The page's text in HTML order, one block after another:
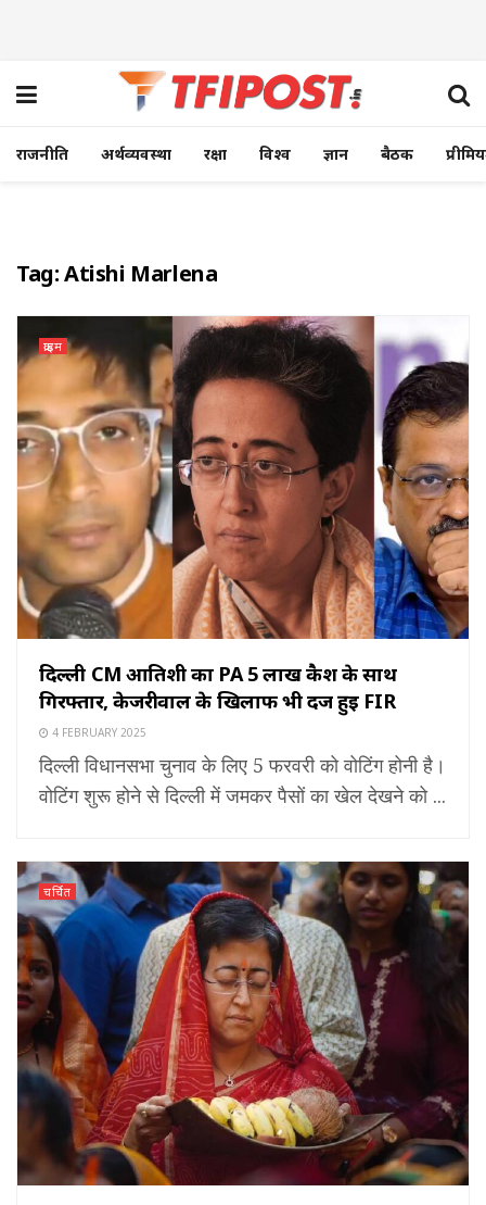
राजनीति अर्थव्यवस्था रक्षा विश्व ज्ञान बैठक
Tag:Atishi Marlena
क्राइम
दिल्ली CM आतिशी का PA ₹5 लाख कैश के साथ
गिरफ्तार, केजरीवाल के खिलाफ भी दर्ज हुई FIR
4 FEBRUARY 2025
दिल्ली विधानसभा चुनाव के लिए 5 फरवरी को वोटिंग होनी है।
वोटिंग शुरू होने से दिल्ली में जमकर पैसों का खेल देखने को ...
चर्चित